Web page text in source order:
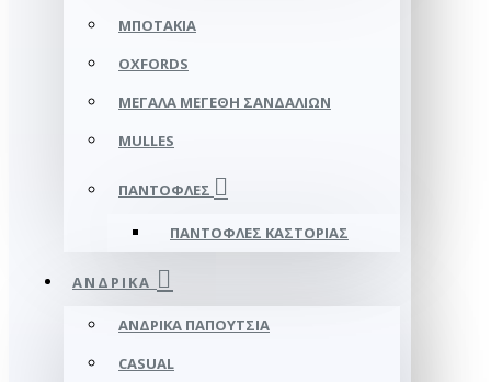
ΜΠΟΤΆΚΙΑ
OXFORDS
ΜΕΓΆΛΑ ΜΕΓΈΘΗ ΣΑΝΔΑΛΙΏΝ
MULLES
ΠΑΝΤΌΦΛΕΣ
ΠΑΝΤΌΦΛΕΣ ΚΑΣΤΟΡΙΆΣ
ΑΝΔΡΙΚΆ
ΑΝΔΡΙΚΆ ΠΑΠΟΎΤΣΙΑ
CASUAL